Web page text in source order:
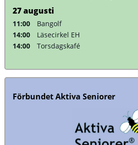
27augusti
11:00
Bangolf
14:00
Läsecirkel EH
14:00
Torsdagskafé
Förbundet Aktiva Seniorer